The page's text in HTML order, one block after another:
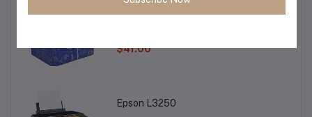
$41.00
Epson L3250